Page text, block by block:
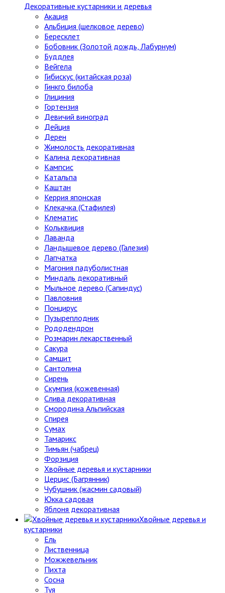
Декоративные кустарники и деревья
Акация
Альбиция (шелковое дерево)
Бересклет
Бобовник (Золотой дождь, Лабурнум)
Буддлея
Вейгела
Гибискус (китайская роза)
Гинкго билоба
Глициния
Гортензия
Девичий виноград
Дейция
Дерен
Жимолость декоративная
Калина декоративная
Кампсис
Катальпа
Каштан
Керрия японская
Клекачка (Стафилея)
Клематис
Кольквиция
Лаванда
Ландышевое дерево (Галезия)
Лапчатка
Магония падуболистная
Миндаль декоративный
Мыльное дерево (Сапиндус)
Павловния
Понцирус
Пузыреплодник
Рододендрон
Розмарин лекарственный
Сакура
Самшит
Сантолина
Сирень
Скумпия (кожевенная)
Слива декоративная
Смородина Альпийская
Спирея
Сумах
Тамарикс
Тимьян (чабрец)
Форзиция
Хвойные деревья и кустарники
Церцис (Багрянник)
Чубушник (жасмин садовый)
Юкка садовая
Яблоня декоративная
Хвойные деревья и
кустарники
Ель
Лиственница
Можжевельник
Пихта
Сосна
Туя